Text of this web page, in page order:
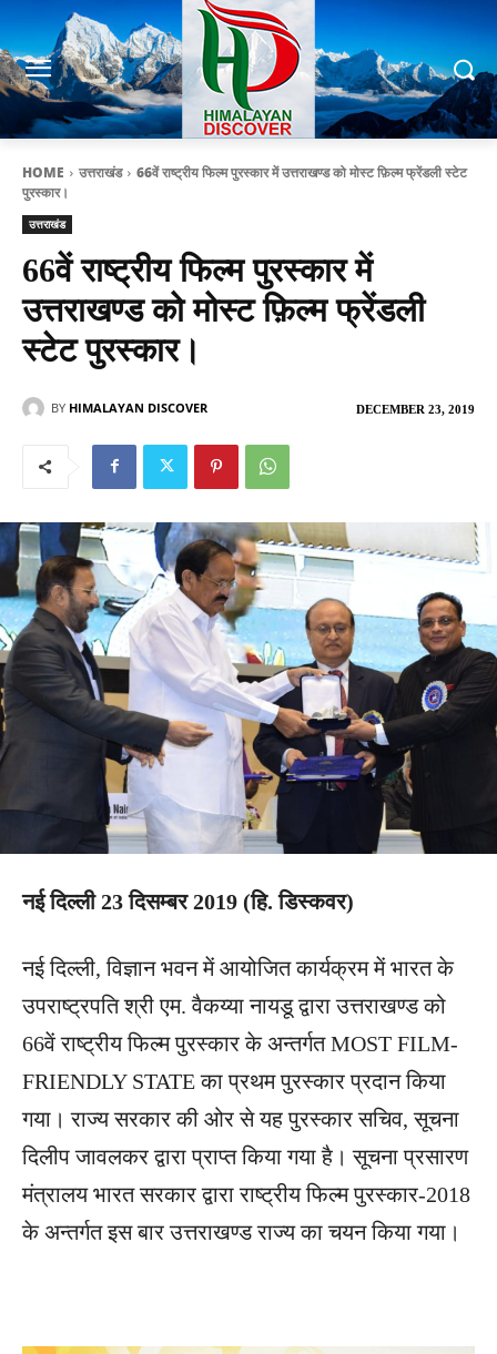
HOME उत्तराखंड
66वें राष्ट्रीय फिल्म पुरस्कार में उत्तराखण्ड को मोस्ट फ़िल्म फ्रेंडली स्टेट
पुरस्कार।
उत्तराखंड
66वें राष्ट्रीय फिल्म पुरस्कार में
उत्तराखण्ड को मोस्ट फ़िल्म फ्रेंडली
स्टेट पुरस्कार।
DECEMBER 23, 2019
BY HIMALAYAN DISCOVER
नई दिल्ली 23 दिसम्बर 2019 (हि. डिस्कवर)
नई दिल्ली, विज्ञान भवन में आयोजित कार्यक्रम में भारत के
उपराष्ट्रपति श्री एम. वैकय्या नायडू द्वारा उत्तराखण्ड को
66वें राष्ट्रीय फिल्म पुरस्कार के अन्तर्गत MOST FILM-
FRIENDLY STATE का प्रथम पुरस्कार प्रदान किया
गया। राज्य सरकार की ओर से यह पुरस्कार सचिव, सूचना
दिलीप जावलकर द्वारा प्राप्त किया गया है। सूचना प्रसारण
मंत्रालय भारत सरकार द्वारा राष्ट्रीय फिल्म पुरस्कार-2018
के अन्तर्गत इस बार उत्तराखण्ड राज्य का चयन किया गया।